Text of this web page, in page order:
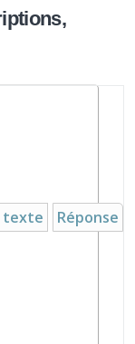
texte Réponse